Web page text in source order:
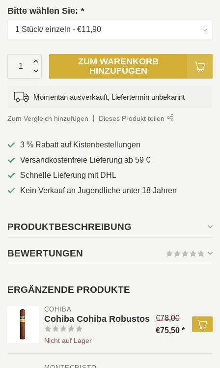
Bitte wählen Sie: *
ZUM WARENKORB
HINZUFÜGEN
Momentan ausverkauft, Liefertermin unbekannt
Zum Vergleich hinzufügen Dieses Produkt teilen
3 % Rabatt auf Kistenbestellungen
Versandkostenfreie Lieferung ab 59 €
Schnelle Lieferung mit DHL
Kein Verkauf an Jugendliche unter 18 Jahren
PRODUKTBESCHREIBUNG
BEWERTUNGEN
ERGÄNZENDE PRODUKTE
COHIBA
Cohiba Cohiba Robustos
Nicht auf Lager
€78,00 -
€75,50 *